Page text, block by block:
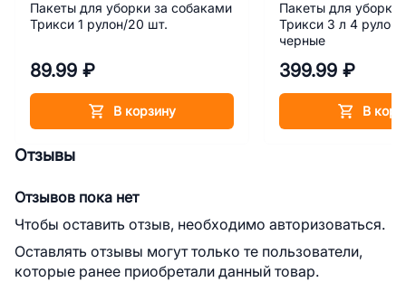
Пакеты для уборки за собаками
Трикси 1 рулон/20 шт.
89.99 ₽
В корзину
Пакеты для уборки
Трикси 3 л 4
черные
399.99 ₽
В
Отзывы
Отзывов пока нет
Чтобы оставить отзыв, необходимо авторизоваться.
Оставлять отзывы могут только те пользователи,
которые ранее приобретали данный товар.